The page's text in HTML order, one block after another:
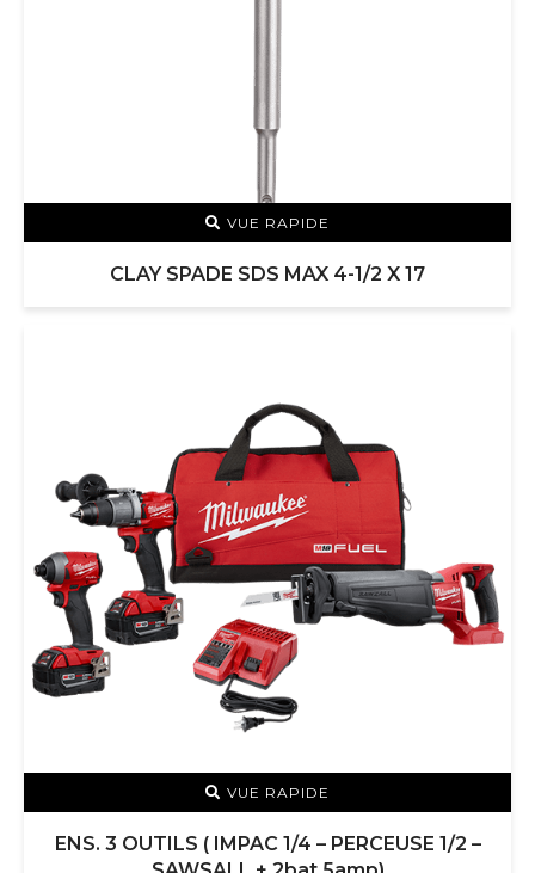
VUE RAPIDE
CLAY SPADE SDS MAX 4-1/2 X 17
VUE RAPIDE
ENS. 3 OUTILS ( IMPAC 1/4 – PERCEUSE 1/2 –